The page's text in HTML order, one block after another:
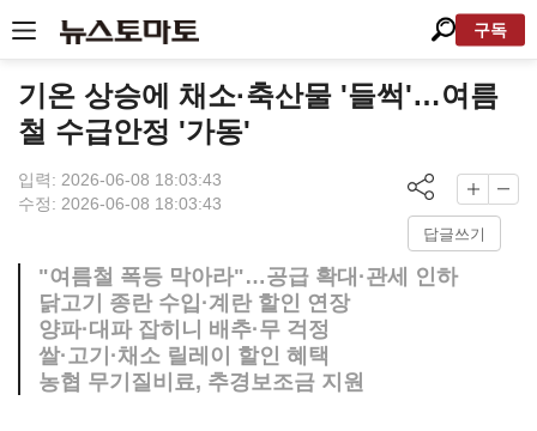
구독
기온 상승에 채소·축산물 '들썩'…여름
철 수급안정 '가동'
입력: 2026-06-08 18:03:43
수정: 2026-06-08 18:03:43
답글쓰기
"여름철 폭등 막아라"…공급 확대·관세 인하
닭고기 종란 수입·계란 할인 연장
양파·대파 잡히니 배추·무 걱정
쌀·고기·채소 릴레이 할인 혜택
농협 무기질비료, 추경보조금 지원